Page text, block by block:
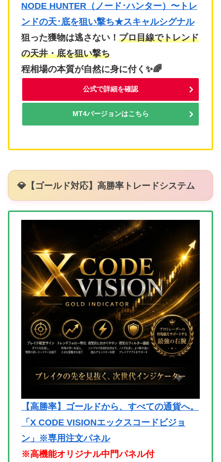
NODE HUNTER（ノード･ハンター）〜トレ
ンドの天･底を狙い撃ち★スキャルシグナル
狙った獲物は逃さない！ プロ目線でトレンド
の天井・底を狙い撃ち
程相場の本質が自然に身に付く✨🌈
公式で詳細を確認
MT4バージョンはこちら
💎【ゴールド対応】高勝率トレードシステム
【高勝率】ゴールドから、すべての通貨へ。
「X CODE VISIONエックスコードビジョ
ン」※専用注文パネル
※高機能オリジナル中門パネル付